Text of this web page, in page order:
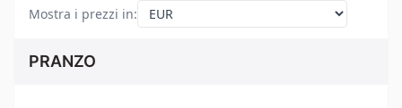
Mostra i prezzi in:
PRANZO